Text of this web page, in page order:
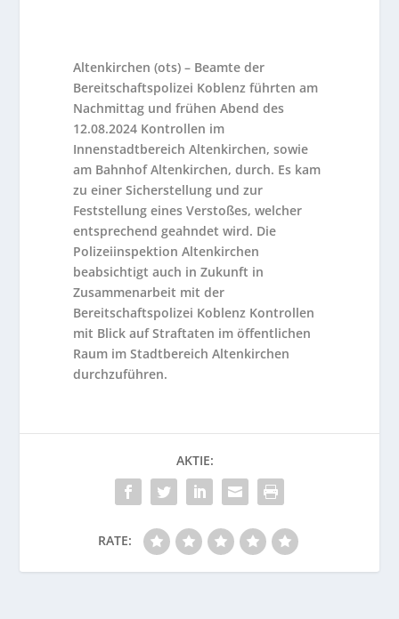
Altenkirchen (ots) – Beamte der
Bereitschaftspolizei Koblenz führten am
Nachmittag und frühen Abend des
12.08.2024 Kontrollen im
Innenstadtbereich Altenkirchen, sowie
am Bahnhof Altenkirchen, durch. Es kam
zu einer Sicherstellung und zur
Feststellung eines Verstoßes, welcher
entsprechend geahndet wird. Die
Polizeiinspektion Altenkirchen
beabsichtigt auch in Zukunft in
Zusammenarbeit mit der
Bereitschaftspolizei Koblenz Kontrollen
mit Blick auf Straftaten im öffentlichen
Raum im Stadtbereich Altenkirchen
durchzuführen.
AKTIE:
RATE: